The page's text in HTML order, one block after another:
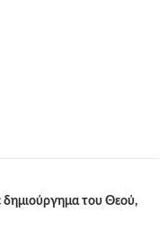
δημιούργημα του Θεού,